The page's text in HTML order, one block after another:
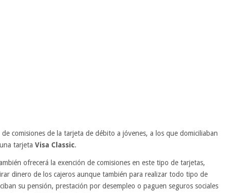
comisiones de la tarjeta de débito a jóvenes, a los que domiciliaban
tarjeta Visa Classic.
ofrecerá la exención de comisiones en este tipo de tarjetas,
dinero de los cajeros aunque también para realizar todo tipo de
su pensión, prestación por desempleo o paguen seguros sociales